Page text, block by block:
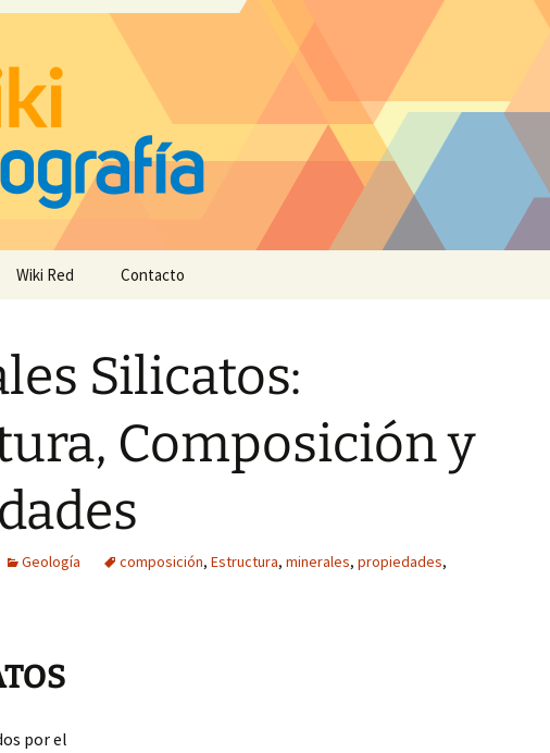
Wiki Red Contacto
Silicatos:
Composición y
Geología composición, Estructura, minerales, propiedades,
por el